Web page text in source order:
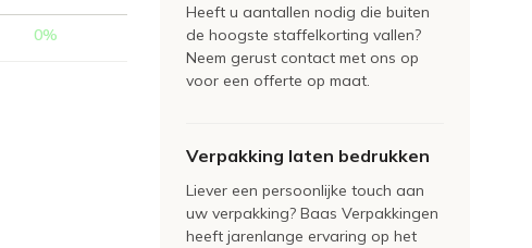
0%
Heeft u aantallen nodig die buiten
de hoogste staffelkorting vallen?
Neem gerust contact met ons op
voor een offerte op maat.
Verpakking laten bedrukken
Liever een persoonlijke touch aan
uw verpakking? Baas Verpakkingen
heeft jarenlange ervaring op het